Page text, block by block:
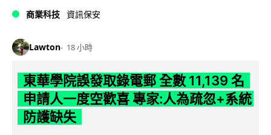
商業科技 資訊保安
Lawton 18 小時
東華學院誤發取錄電郵 全數 11,139 名
申請人一度空歡喜 專家:人為疏忽+系統
防護缺失